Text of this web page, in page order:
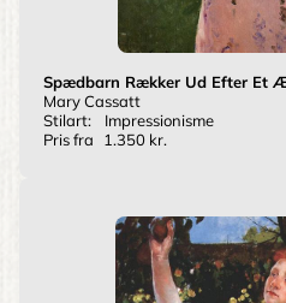
Spædbarn Rækker Ud Efter Et
Mary Cassatt
Stilart:
Impressionisme
Pris fra
1.350 kr.